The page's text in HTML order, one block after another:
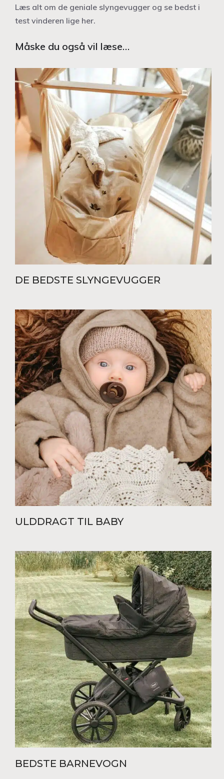
Læs alt om de geniale slyngevugger og se bedst i
test vinderen lige her.
Måske du også vil læse…
DE BEDSTE SLYNGEVUGGER
ULDDRAGT TIL BABY
BEDSTE BARNEVOGN